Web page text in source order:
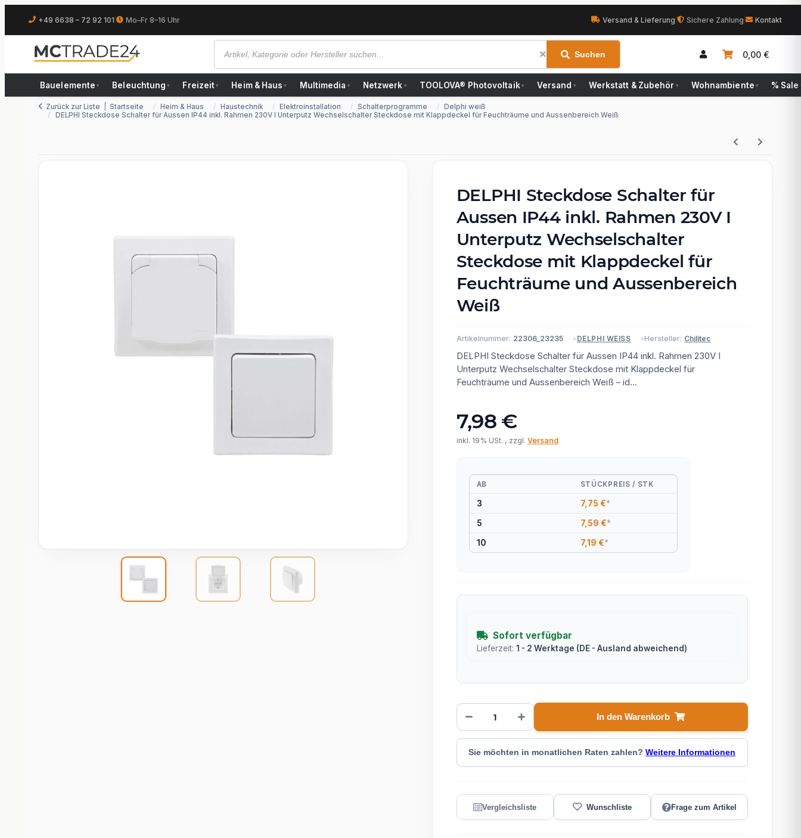
+49 6638 – 72 92 101 Mo–Fr 8–16 Uhr Versand & Lieferung Sichere Zahlung Kontakt
Suchen 0,00 €
Bauelemente ▾ Beleuchtung ▾ Freizeit ▾ Heim & Haus ▾ Multimedia ▾ Netzwerk ▾ TOOLOVA® Photovoltaik ▾ Versand ▾ Werkstatt & Zubehör ▾ Wohnambiente ▾ % Sale
Zurück zur Liste Startseite Heim & Haus Haustechnik Elektroinstallation Schalterprogramme
Delphi weiß
DELPHI Steckdose Schalter für Aussen IP44 inkl. Rahmen 230V I Unterputz Wechselschalter Steckdose mit Klappdeckel für Feuchträume und Aussenbereich Weiß
DELPHI Steckdose Schalter für
Aussen IP44 inkl. Rahmen 230V I
Unterputz Wechselschalter
Steckdose mit Klappdeckel für
Feuchträume und Aussenbereich
Weiß
Artikelnummer: 22306_23235 DELPHI WEISS Hersteller: Chilitec
DELPHI Steckdose Schalter für Aussen IP44 inkl. Rahmen 230V I
Unterputz Wechselschalter Steckdose mit Klappdeckel für
Feuchträume und Aussenbereich Weiß – id...
7,98 €
inkl. 19% USt. , zzgl. Versand
AB STÜCKPREIS / STK
3 7,75 €*
5 7,59 €*
10 7,19 €*
Sofort verfügbar
Lieferzeit: 1 - 2 Werktage (DE - Ausland abweichend)
In den Warenkorb
Sie möchten in monatlichen Raten zahlen?Weitere Informationen
Frage zum Artikel